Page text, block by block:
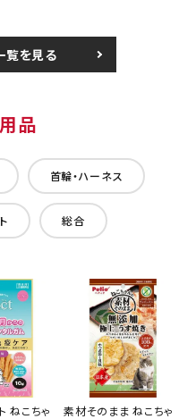
覧を見る
品
首輪・ハーネス
総合
ねこちゃ
素材そのまま ねこちゃ